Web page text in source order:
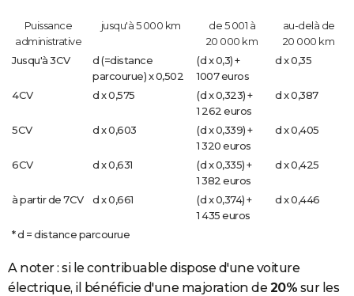
Puissance
administrative
jusqu'à 5 000 km
de 5 001 à
20 000 km
au-delà de
20 000 km
Jusqu'à 3CV
d (=distance
parcourue) x 0,502
(d x 0,3) +
1007 euros
d x 0,35
4CV d x 0,575
(d x 0,323) +
1 262 euros
d x 0,387
5CV d x 0,603
(d x 0,339) +
1 320 euros
d x 0,405
6CV d x 0,631
(d x 0,335) +
1 382 euros
d x 0,425
à partir de 7CV d x 0,661
(d x 0,374) +
1 435 euros
d x 0,446
* d = distance parcourue
A noter : si le contribuable dispose d'une voiture
électrique, il bénéficie d'une majoration de 20% sur les